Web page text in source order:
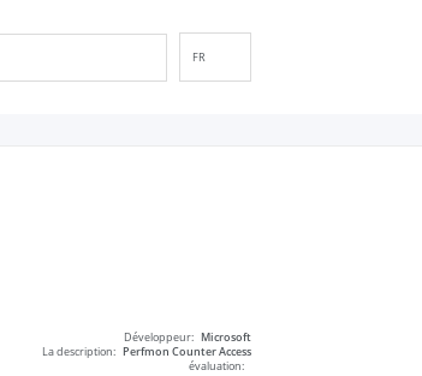
FR
NN
Développeur: Microsoft
La description: Perfmon Counter Access
évaluation: